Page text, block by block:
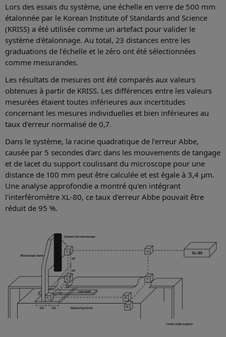
Lors des essais du système, une échelle en verre de 500 mm
étalonnée par le Korean Institute of Standards and Science
(KRISS) a été utilisée comme un artefact pour valider le
système d'étalonnage. Au total, 23 distances entre les
graduations de l'échelle et le zéro ont été sélectionnées
comme mesurandes.
Les résultats de mesures ont été comparés aux valeurs
obtenues à partir de KRISS. Les différences entre les valeurs
mesurées étaient toutes inférieures aux incertitudes
concernant les mesures individuelles et bien inférieures au
taux d'erreur normalisé de 0,7.
Dans le système, la racine quadratique de l'erreur Abbe,
causée par 5 secondes d'arc dans les mouvements de tangage
et de lacet du support coulissant du microscope pour une
distance de 100 mm peut être calculée et est égale à 3,4 µm.
Une analyse approfondie a montré qu'en intégrant
l'interféromètre XL-80, ce taux d'erreur Abbe pouvait être
réduit de 95 %.